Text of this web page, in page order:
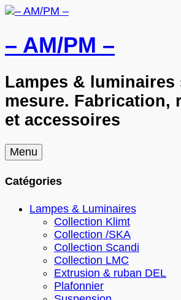
– AM/PM –
Lampes & luminaires
mesure. Fabrication,
et accessoires
Menu Skip
to
Catégories
Lampes & Luminaires
Collection Klimt
Collection /SKA
Collection Scandi
Collection LMC
Extrusion & ruban DEL
Plafonnier